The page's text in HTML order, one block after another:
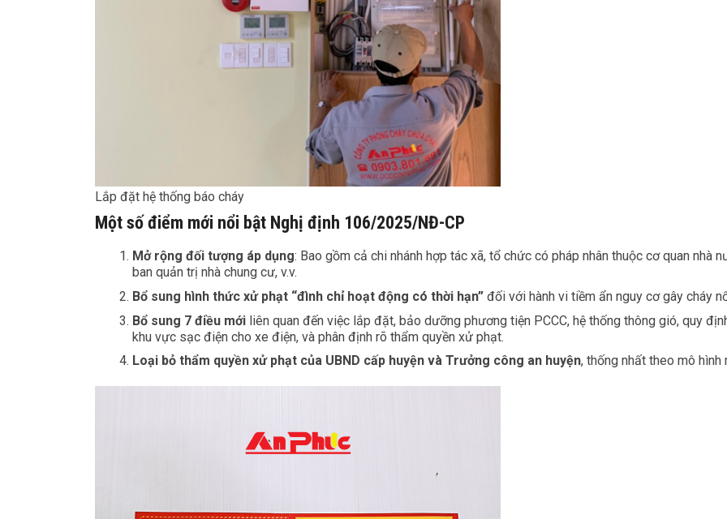
Lắp đặt hệ thống báo cháy
Một số điểm mới nổi bật Nghị định 106/2025/NĐ-CP
Mở rộng đối tượng áp dụng: Bao gồm cả chi nhánh hợp tác xã, tổ chức có pháp nhân thuộc cơ quan nhà
ban quản trị nhà chung cư, v.v.
Bổ sung hình thức xử phạt “đình chỉ hoạt động có thời hạn”đối với hành vi tiềm ẩn nguy cơ gây cháy
Bổ sung 7 điều mớiliên quan đến việc lắp đặt, bảo dưỡng phương tiện PCCC, hệ thống thông gió, quy
khu vực sạc điện cho xe điện, và phân định rõ thẩm quyền xử phạt.
Loại bỏ thẩm quyền xử phạt của UBND cấp huyện và Trưởng công an huyện, thống nhất theo mô hình